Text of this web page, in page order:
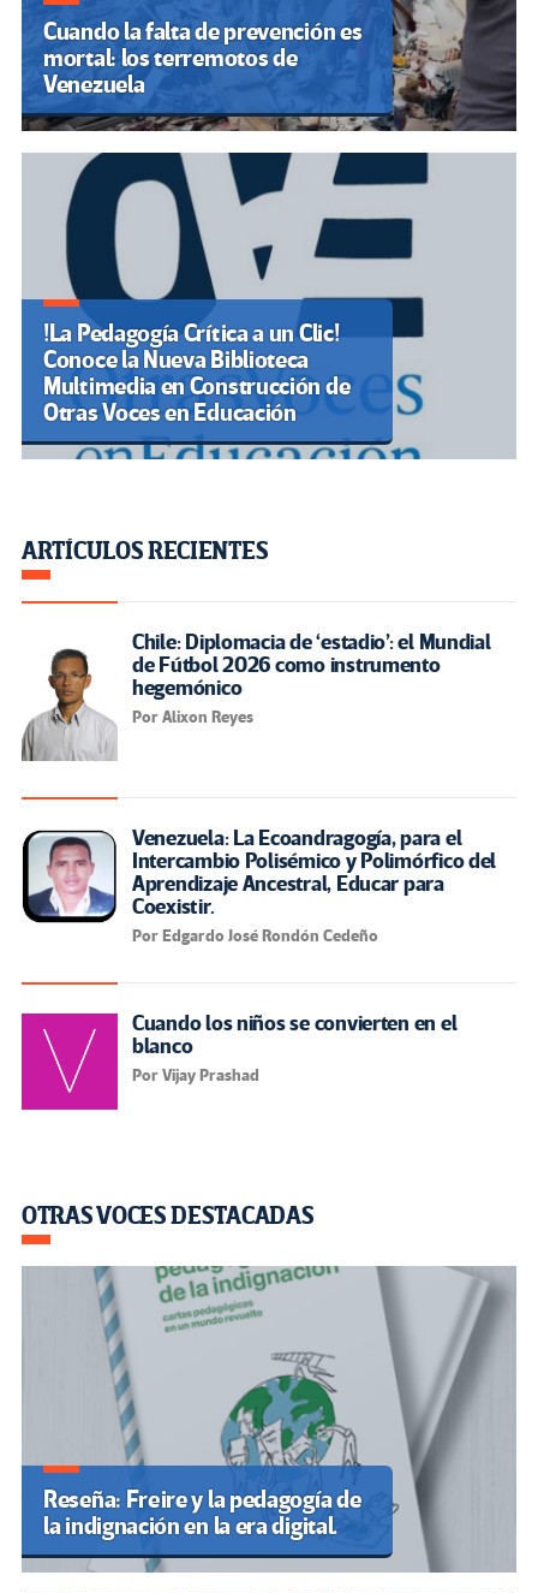
Cuando la falta de prevención es
mortal: los terremotos de
Venezuela
!La Pedagogía Crítica a un Clic!
Conoce la Nueva Biblioteca
Multimedia en Construcción de
Otras Voces en Educación
ARTÍCULOS RECIENTES
Chile: Diplomacia de ‘estadio’: el Mundial
de Fútbol 2026 como instrumento
hegemónico
Por Alixon Reyes
Venezuela: La Ecoandragogía, para el
Intercambio Polisémico y Polimórfico del
Aprendizaje Ancestral, Educar para
Coexistir.
Por Edgardo José Rondón Cedeño
Cuando los niños se convierten en el
blanco
Por Vijay Prashad
OTRAS VOCES DESTACADAS
Reseña: Freire y la pedagogía de
la indignación en la era digital.